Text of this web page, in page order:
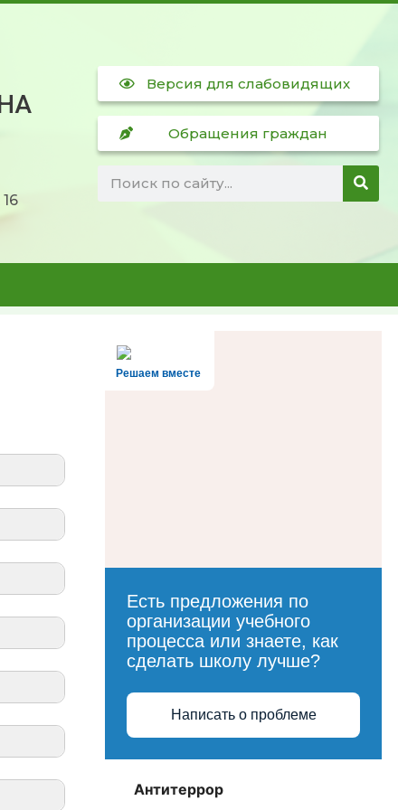
Версия для слабовидящих
Обращения граждан
Решаем вместе
Есть предложения по
организации учебного
процесса или знаете, как
сделать школу лучше?
Написать о проблеме
Антитеррор